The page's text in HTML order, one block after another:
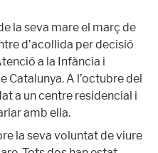
la seva mare el març de
d’acollida per decisió
a la Infància i
Catalunya. A l’octubre del
a un centre residencial i
amb ella.
la seva voluntat de viure